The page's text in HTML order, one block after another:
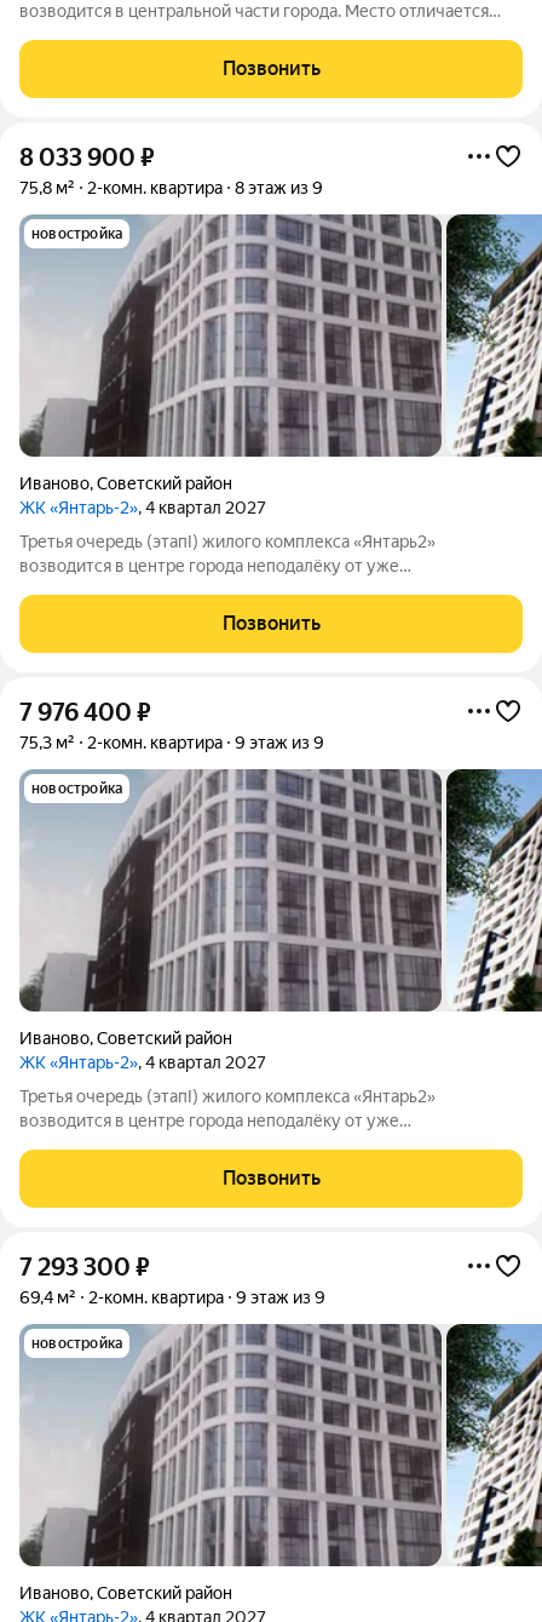
возводится в центральной части города. Место отличается
инфраструктура, но при этом район удалён от загруженных и
шумных дорог. В непосредственной
Позвонить
8 033 900 ₽
75,8 м² 2-комн. квартира 8 этаж из 9
новостройка
Иваново,Советский район
ЖК «Янтарь-2», 4 квартал 2027
Третья очередь (этапI) жилого комплекса «Янтарь2»
возводится в центре города неподалёку от уже
удобной локацией: здесь хорошо развита инфраструктура, но
при этом нет шума и пыли от крупных дорог.
Позвонить
7 976 400 ₽
75,3 м² 2-комн. квартира 9 этаж из 9
новостройка
Иваново,Советский район
ЖК «Янтарь-2», 4 квартал 2027
Третья очередь (этапI) жилого комплекса «Янтарь2»
возводится в центре города неподалёку от уже
удобной локацией: здесь хорошо развита инфраструктура, но
при этом нет шума и пыли от крупных дорог.
Позвонить
7 293 300 ₽
69,4 м² 2-комн. квартира 9 этаж из 9
новостройка
Иваново,Советский район
ЖК «Янтарь-2», 4 квартал 2027